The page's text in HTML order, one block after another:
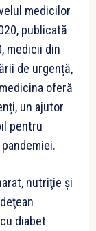
medicilor
publicată
medicii din
de urgență,
oferă
un ajutor
pentru
nutriţie şi
diabet